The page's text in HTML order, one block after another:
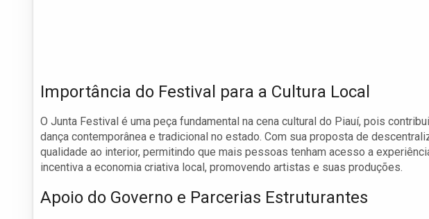
Importância do Festival para a Cultura Local
O Junta Festival é uma peça fundamental na cena cultural do Piauí, pois
dança contemporânea e tradicional no estado. Com sua proposta de
qualidade ao interior, permitindo que mais pessoas tenham acesso a
incentiva a economia criativa local, promovendo artistas e suas produções.
Apoio do Governo e Parcerias Estruturantes